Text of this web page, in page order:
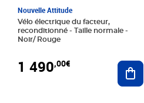
Nouvelle Attitude
Vélo électrique du facteur,
reconditionné - Taille normale -
Noir/ Rouge
1 490,00€